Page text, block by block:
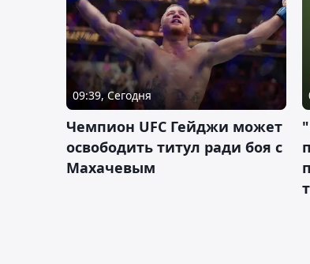
09:39, Сегодня
Чемпион UFC Гейджи может
освободить титул ради боя с
Махачевым